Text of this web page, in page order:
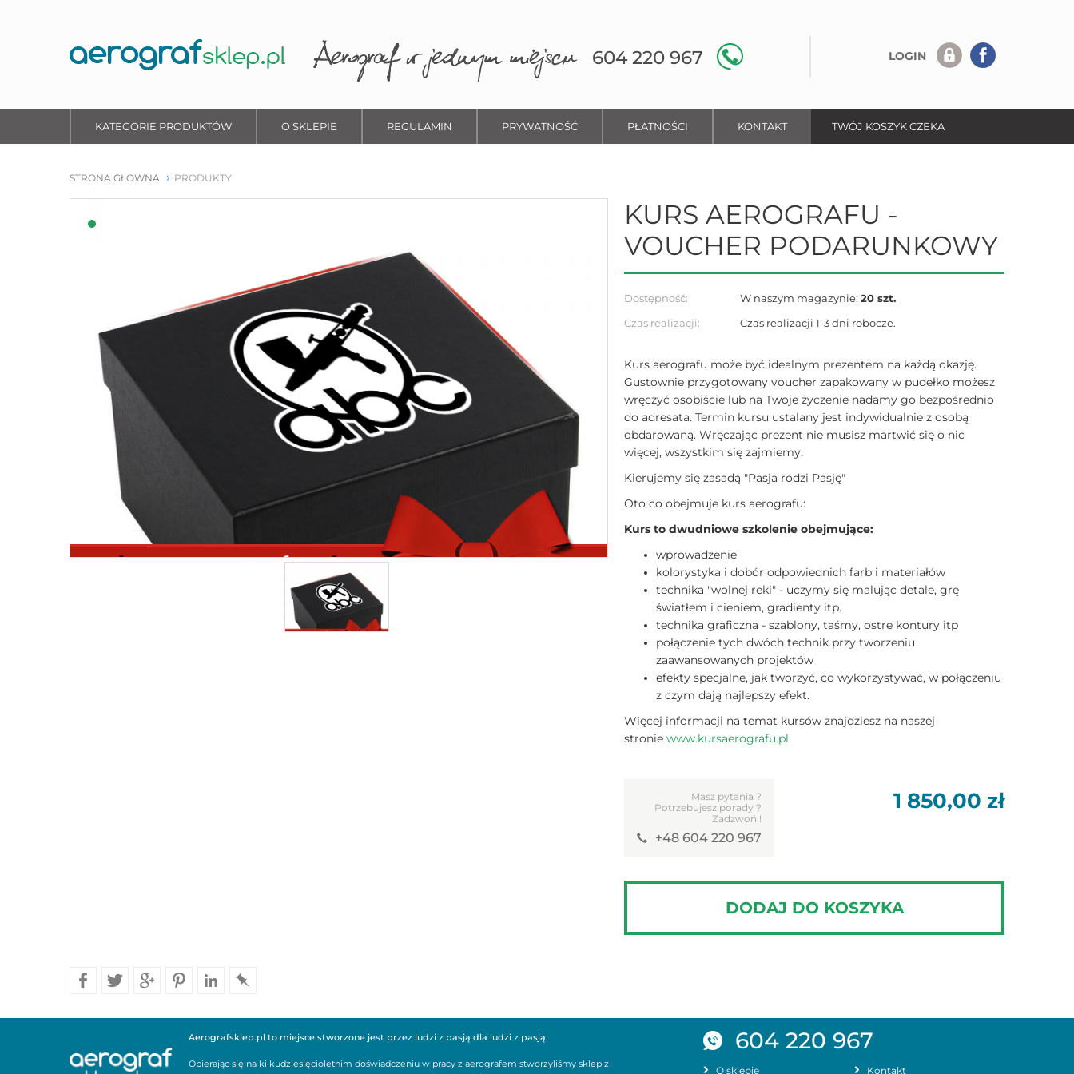
604 220 967 LOGIN
KATEGORIE PRODUKTÓW O SKLEPIE REGULAMIN PRYWATNOŚĆ PŁATNOŚCI KONTAKT TWÓJ KOSZYK CZEKA
STRONA GŁOWNA PRODUKTY
KURS AEROGRAFU -
VOUCHER PODARUNKOWY
Dostępność: W naszym magazynie: 20 szt.
Czas realizacji: Czas realizacji 1-3 dni robocze.
Kurs aerografu może być idealnym prezentem na każdą okazję.
Gustownie przygotowany voucher zapakowany w pudełko możesz
wręczyć osobiście lub na Twoje życzenie nadamy go bezpośrednio
do adresata. Termin kursu ustalany jest indywidualnie z osobą
obdarowaną. Wręczając prezent nie musisz martwić się o nic
więcej, wszystkim się zajmiemy.
Kierujemy się zasadą "Pasja rodzi Pasję"
Oto co obejmuje kurs aerografu:
Kurs to dwudniowe szkolenie obejmujące:
wprowadzenie
kolorystyka i dobór odpowiednich farb i materiałów
technika "wolnej reki" - uczymy się malując detale, grę
światłem i cieniem, gradienty itp.
technika graficzna - szablony, taśmy, ostre kontury itp
połączenie tych dwóch technik przy tworzeniu
zaawansowanych projektów
efekty specjalne, jak tworzyć, co wykorzystywać, w połączeniu
z czym dają najlepszy efekt.
Więcej informacji na temat kursów znajdziesz na naszej
stroniewww.kursaerografu.pl
Masz pytania ?
Potrzebujesz porady ?
Zadzwoń !
+48 604 220 967
1 850,00 zł
DODAJ DO KOSZYKA
Aerografsklep.pl to miejsce stworzone jest przez ludzi z pasją dla ludzi z pasją.
Opierając się na kilkudziesięcioletnim doświadczeniu w pracy z aerografem stworzyliśmy sklep z
604 220 967
O sklepie Kontakt